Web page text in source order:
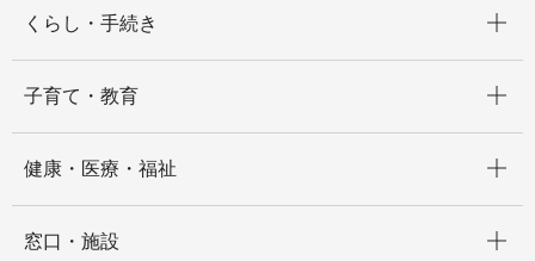
くらし・手続き
子育て・教育
健康・医療・福祉
窓口・施設